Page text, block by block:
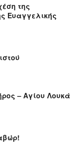
της
Ευαγγελικής
– Αγίου Λουκά